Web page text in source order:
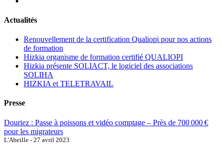
Actualités
Renouvellement de la certification Qualiopi pour nos actions
de formation
Hizkia organisme de formation certifié QUALIOPI
Hizkia présente SOLIACT, le logiciel des associations
SOLIHA
HIZKIA et TELETRAVAIL
Presse
Douriez : Passe à poissons et vidéo comptage – Près de 700 000 €
pour les migrateurs
L'Abeille - 27 avril 2023